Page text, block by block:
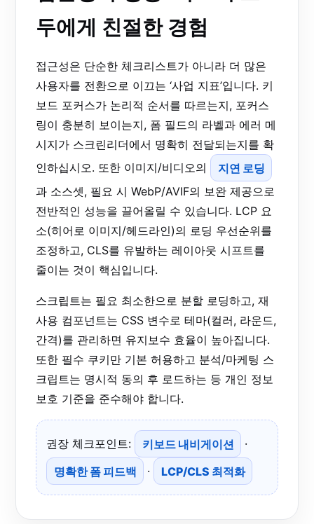
두에게 친절한 경험
접근성은 단순한 체크리스트가 아니라 더 많은
사용자를 전환으로 이끄는 ‘사업 지표’입니다. 키
보드 포커스가 논리적 순서를 따르는지, 포커스
링이 충분히 보이는지, 폼 필드의 라벨과 에러 메
시지가 스크린리더에서 명확히 전달되는지를 확
인하십시오. 또한 이미지/비디오의
지연 로딩
과 소스셋, 필요 시 WebP/AVIF의 보완 제공으로
전반적인 성능을 끌어올릴 수 있습니다. LCP 요
소(히어로 이미지/헤드라인)의 로딩 우선순위를
조정하고, CLS를 유발하는 레이아웃 시프트를
줄이는 것이 핵심입니다.
스크립트는 필요 최소한으로 분할 로딩하고, 재
사용 컴포넌트는 CSS 변수로 테마(컬러, 라운드,
간격)를 관리하면 유지보수 효율이 높아집니다.
또한 필수 쿠키만 기본 허용하고 분석/마케팅 스
크립트는 명시적 동의 후 로드하는 등 개인 정보
보호 기준을 준수해야 합니다.
권장 체크포인트: 키보드 내비게이션
·
명확한 폼 피드백
· LCP/CLS 최적화